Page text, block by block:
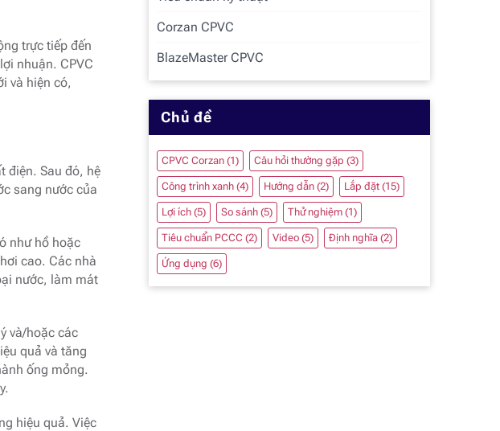
trực tiếp đến
nhuận. CPVC
và hiện có,
điện. Sau đó, hệ
sang nước của
như hồ hoặc
cao. Các nhà
nước, làm mát
và/hoặc các
quả và tăng
ống mỏng.
hiệu quả. Việc
Corzan CPVC
BlazeMaster CPVC
Chủ đề
CPVC Corzan (1) Câu hỏi thường gặp (3)
Công trình xanh (4) Hướng dẫn (2) Lắp đặt (15)
Lợi ích (5) So sánh (5) Thử nghiệm (1)
Tiêu chuẩn PCCC (2) Video (5) Định nghĩa (2)
Ứng dụng (6)